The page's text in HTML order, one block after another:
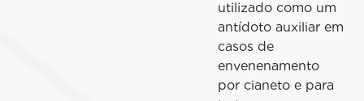
utilizado como um
antídoto auxiliar em
casos de
envenenamento
por cianeto e para